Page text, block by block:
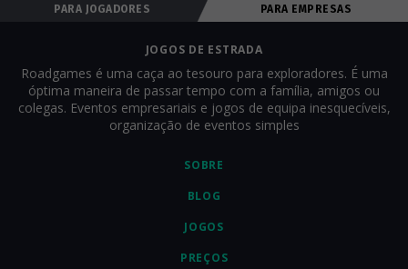
PARA JOGADORES PARA EMPRESAS
SOBRE
BLOG
JOGOS
PREÇOS
JOGOS DE ESTRADA
Roadgames é uma caça ao tesouro para exploradores. É uma
óptima maneira de passar tempo com a família, amigos ou
colegas. Eventos empresariais e jogos de equipa inesquecíveis,
organização de eventos simples